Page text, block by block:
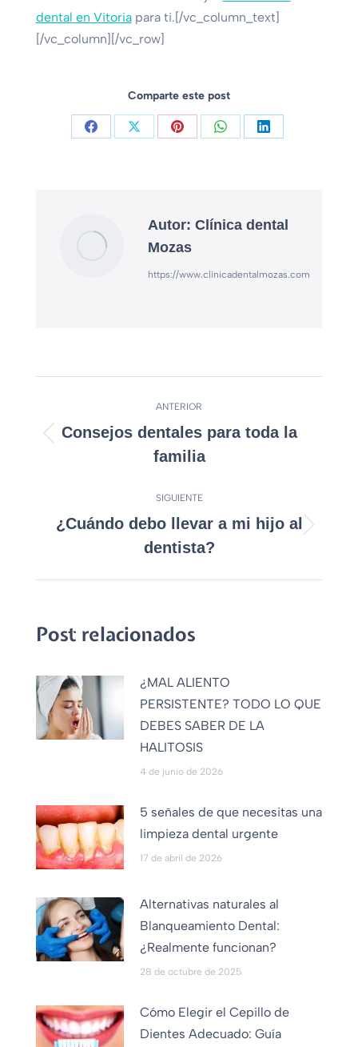
dental en Vitoriapara ti.[/vc_column_text]
[/vc_column][/vc_row]
Comparte este post
Share
Share
Share
Share
Share
Autor: Clínica dental
Mozas
https://www.clinicadentalmozas.com
entre
publicaciones
ANTERIOR
Publicación
anterior:
Consejos dentales para toda la
familia
SIGUIENTE
siguiente:
¿Cuándo debo llevar a mi hijo al
dentista?
Post relacionados
¿MAL ALIENTO
PERSISTENTE? TODO LO QUE
DEBES SABER DE LA
HALITOSIS
4 de junio de 2026
5 señales de que necesitas una
limpieza dental urgente
17 de abril de 2026
Alternativas naturales al
Blanqueamiento Dental:
¿Realmente funcionan?
28 de octubre de 2025
Cómo Elegir el Cepillo de
Dientes Adecuado: Guía